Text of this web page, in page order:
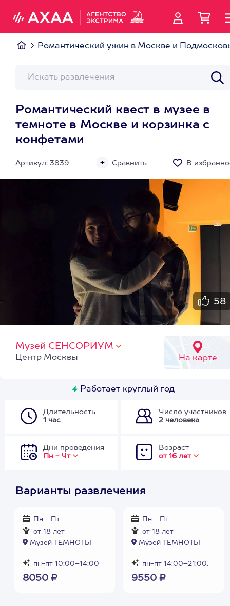
Романтический ужин в Москве и
Романтический квест в музее в
темноте в Москве и корзинка с
конфетами
Артикул: 3839 Сравнить В
58
Музей СЕНСОРИУМ
На карте
Центр Москвы
Работает круглый год
Длительность
1 час
Число участников
2 человека
Дни проведения
Пн - Чт
Возраст
от 16 лет
Варианты развлечения
Пн - Пт
от 18 лет
Музей ТЕМНОТЫ
пн-пт 10:00–14:00
8050 ₽
Пн - Пт
от 18 лет
Музей ТЕМНОТЫ
пн-пт 14:00–21:00.
9550 ₽